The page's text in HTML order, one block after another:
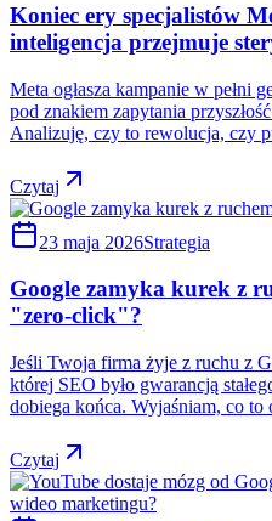
Koniec ery specjalistów
inteligencja przejmuje
Meta ogłasza kampanie w pełni
pod znakiem zapytania
Analizuję, czy to rewolucja, czy
Czytaj
23 maja 2026Strategia
Google zamyka kurek z
"zero-click"?
Jeśli Twoja firma żyje z ruchu z
której SEO było gwarancją
dobiega końca. Wyjaśniam, co to
Czytaj